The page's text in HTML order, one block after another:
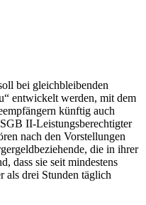
bei gleichbleibenden
entwickelt werden, mit dem
künftig auch
II-Leistungsberechtigter
nach den Vorstellungen
die in ihrer
dass sie seit mindestens
als drei Stunden täglich